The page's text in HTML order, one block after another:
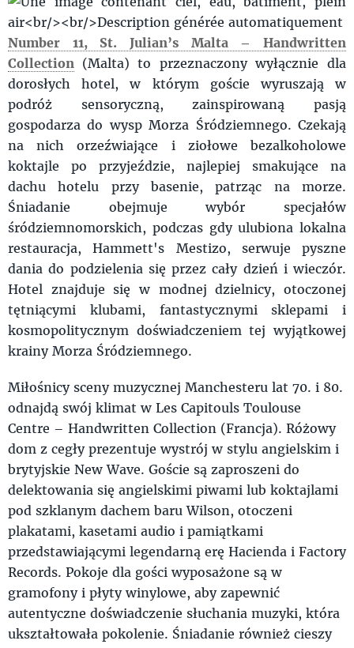
Number 11, St. Julian’s Malta – Handwritten
Collection (Malta) to przeznaczony wyłącznie dla
dorosłych hotel, w którym goście wyruszają w
podróż sensoryczną, zainspirowaną pasją
gospodarza do wysp Morza Śródziemnego. Czekają
na nich orzeźwiające i ziołowe bezalkoholowe
koktajle po przyjeździe, najlepiej smakujące na
dachu hotelu przy basenie, patrząc na morze.
Śniadanie obejmuje wybór specjałów
śródziemnomorskich, podczas gdy ulubiona lokalna
restauracja, Hammett's Mestizo, serwuje pyszne
dania do podzielenia się przez cały dzień i wieczór.
Hotel znajduje się w modnej dzielnicy, otoczonej
tętniącymi klubami, fantastycznymi sklepami i
kosmopolitycznym doświadczeniem tej wyjątkowej
krainy Morza Śródziemnego.
Miłośnicy sceny muzycznej Manchesteru lat 70. i 80.
odnajdą swój klimat w Les Capitouls Toulouse
Centre – Handwritten Collection (Francja). Różowy
dom z cegły prezentuje wystrój w stylu angielskim i
brytyjskie New Wave. Goście są zaproszeni do
delektowania się angielskimi piwami lub koktajlami
pod szklanym dachem baru Wilson, otoczeni
plakatami, kasetami audio i pamiątkami
przedstawiającymi legendarną erę Hacienda i Factory
Records. Pokoje dla gości wyposażone są w
gramofony i płyty winylowe, aby zapewnić
autentyczne doświadczenie słuchania muzyki, która
ukształtowała pokolenie. Śniadanie również cieszy